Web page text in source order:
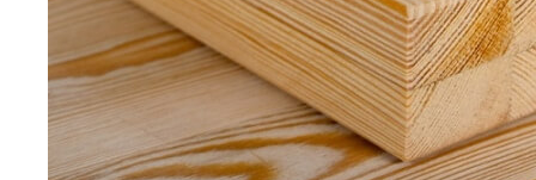
Мебельный щит Дуб
Заказные